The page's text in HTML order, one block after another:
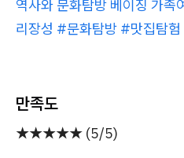
역사와 문화탐방 베이징 가
리장성 #문화탐방 #맛집탐험
만족도
★★★★★ (5/5)